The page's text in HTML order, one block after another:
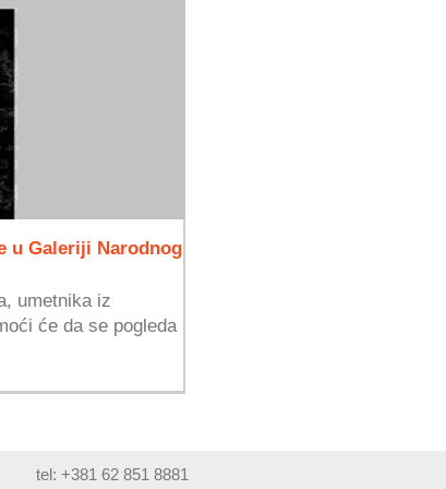
u Galeriji Narodnog
umetnika iz
će da se pogleda
tel: +381 62 851 8881